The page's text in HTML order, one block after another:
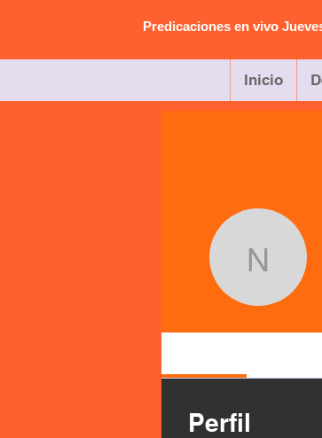
Predicaciones en vivo
Inicio
Perfil